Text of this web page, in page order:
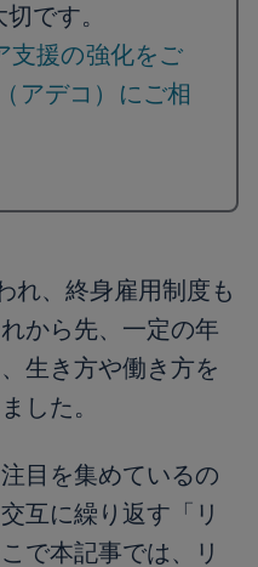
です。
支援の強化をご
アデコ）にご相
れ、終身雇用制度も
から先、一定の年
生き方や働き方を
した。
目を集めているの
互に繰り返す「リ
で本記事では、リ